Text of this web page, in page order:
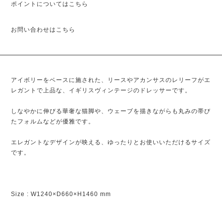
ポイントについてはこちら
お問い合わせはこちら
アイボリーをベースに施された、リースやアカンサスのレリーフがエ
レガントで上品な、イギリスヴィンテージのドレッサーです。
しなやかに伸びる華奢な猫脚や、ウェーブを描きながらも丸みの帯び
たフォルムなどが優雅です。
エレガントなデザインが映える、ゆったりとお使いいただけるサイズ
です。
Size : W1240×D660×H1460 mm